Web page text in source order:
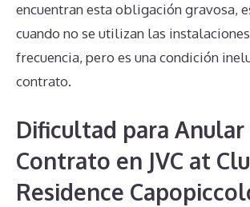
encuentran esta obligación gravosa,
cuando no se utilizan las
frecuencia, pero es una condición
contrato.
Dificultad para
Contrato en JVC at
Residence